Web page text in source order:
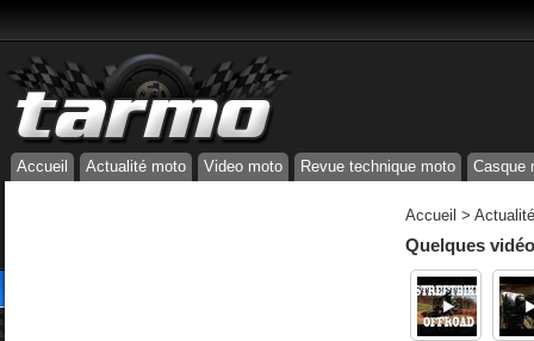
Accueil Actualité moto Video moto Revue technique moto Casque
Accueil >
Quelques